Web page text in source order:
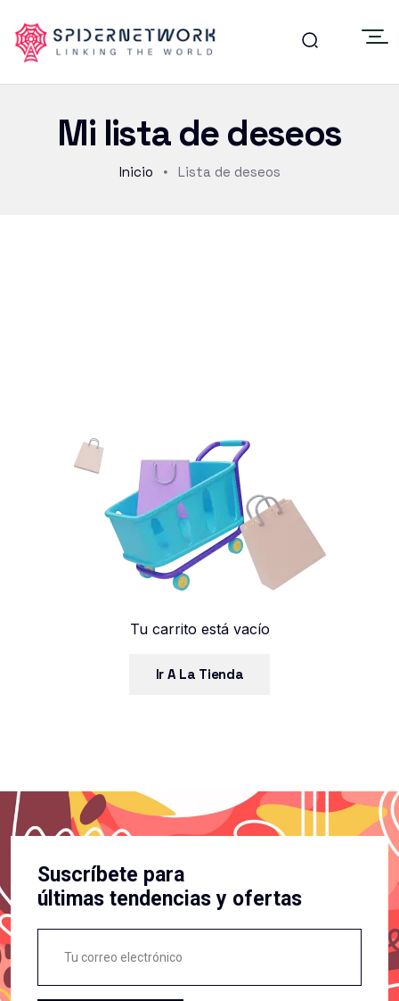
Mi lista de deseos
Inicio Lista de deseos
Tu carrito está vacío
Ir A La Tienda
Suscríbete para
últimas tendencias y ofertas